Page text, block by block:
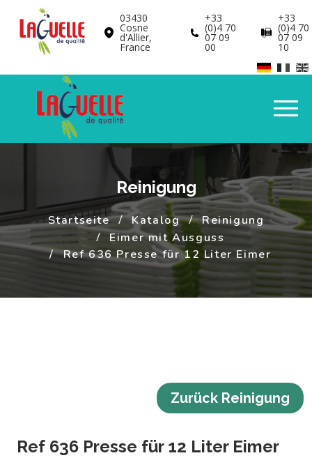
03430
Cosne
d'Allier,
France
+33
(0)4 70
07 09
00
+33
(0)4 70
07 09
10
Reinigung
Startseite Katalog
Reinigung
Eimer mit Ausguss
Ref 636 Presse für 12 Liter Eimer
Zurück Reinigung
Ref 636 Presse für 12 Liter Eimer
Cookie-Einstellungen